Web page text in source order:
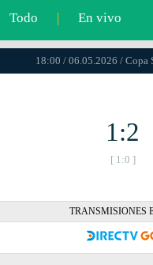
Todo | En vivo
18:00 / 06.05.2026 / Copa
1:2
[ 1:0 ]
TRANSMISIONES